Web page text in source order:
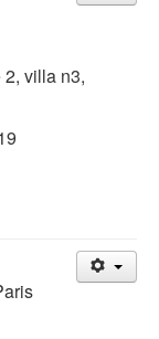
villa n3,